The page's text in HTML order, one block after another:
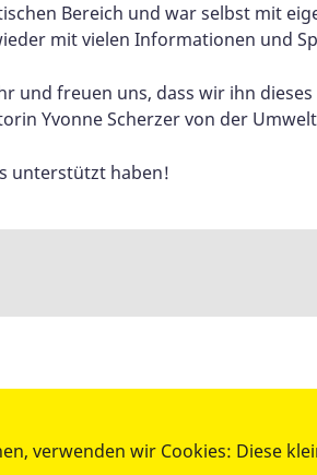
Bereich und war selbst mit
mit vielen Informationen und
und freuen uns, dass wir ihn
Yvonne Scherzer von der
unterstützt haben!
verwenden wir Cookies: Diese